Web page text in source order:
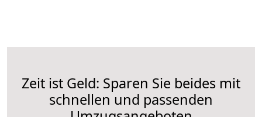
Zeit ist Geld: Sparen Sie beides mit
schnellen und passenden